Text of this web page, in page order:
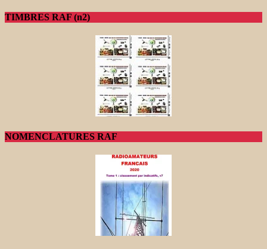
TIMBRES RAF (n2)
NOMENCLATURES RAF